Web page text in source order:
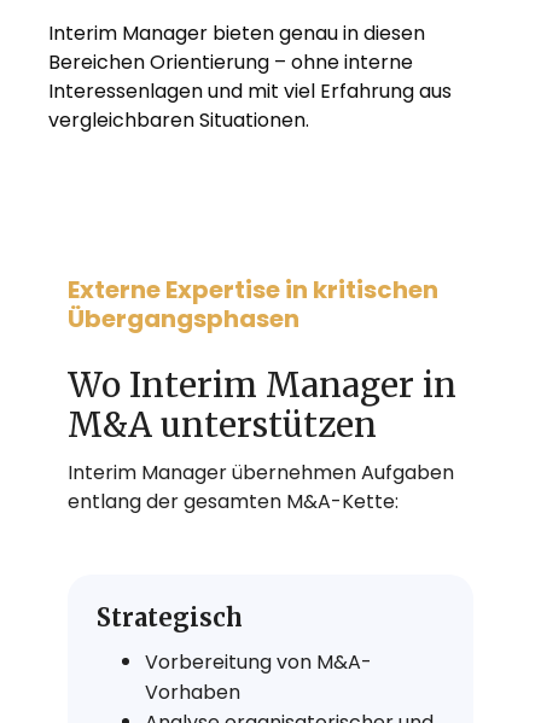
Interim Manager bieten genau in diesen
Bereichen Orientierung – ohne interne
Interessenlagen und mit viel Erfahrung aus
vergleichbaren Situationen.
Externe Expertise in kritischen
Übergangsphasen
Wo Interim Manager in
M&A unterstützen
Interim Manager übernehmen Aufgaben
entlang der gesamten M&A-Kette:
Strategisch
Vorbereitung von M&A-
Vorhaben